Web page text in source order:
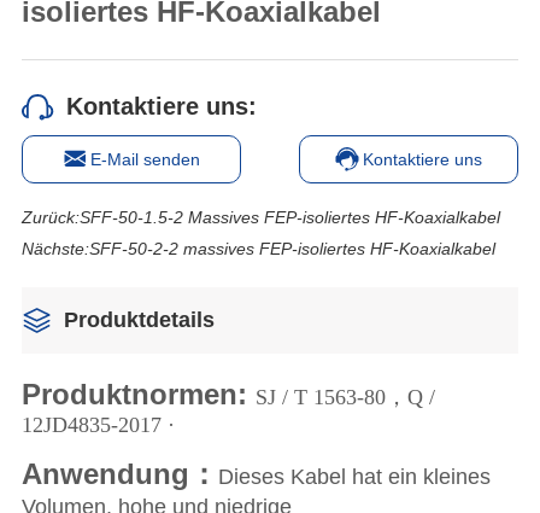
Kontaktiere uns:
E-Mail senden Kontaktiere uns
Zurück:SFF-50-1.5-2 Massives FEP-isoliertes HF-Koaxialkabel
Nächste:SFF-50-2-2 massives FEP-isoliertes HF-Koaxialkabel
Produktdetails